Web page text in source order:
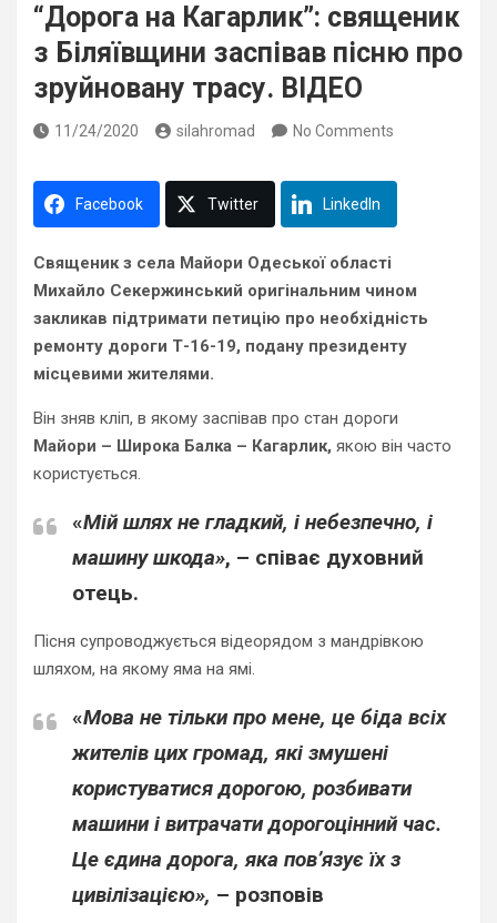
“Дорога на Кагарлик”: священик
з Біляївщини заспівав пісню про
зруйновану трасу. ВІДЕО
11/24/2020 silahromad No Comments
Facebook Twitter LinkedIn
Священик з села Майори Одеської області
Михайло Секержинський оригінальним чином
закликав підтримати петицію про необхідність
ремонту дороги Т-16-19, подану президенту
місцевими жителями.
Він зняв кліп, в якому заспівав про стан дороги
Майори – Широка Балка – Кагарлик, якою він часто
користується.
«Мій шлях не гладкий, і небезпечно, і
машину шкода», – співає духовний
отець.
Пісня супроводжується відеорядом з мандрівкою
шляхом, на якому яма на ямі.
«Мова не тільки про мене, це біда всіх
жителів цих громад, які змушені
користуватися дорогою, розбивати
машини і витрачати дорогоцінний час.
Це єдина дорога, яка пов’язує їх з
цивілізацією», – розповів